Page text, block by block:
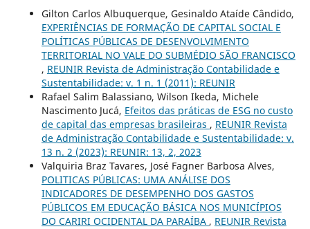
Gilton Carlos Albuquerque, Gesinaldo Ataíde Cândido,
EXPERIÊNCIAS DE FORMAÇÃO DE CAPITAL SOCIAL E
POLÍTICAS PÚBLICAS DE DESENVOLVIMENTO
TERRITORIAL NO VALE DO SUBMÉDIO SÃO FRANCISCO
, REUNIR Revista de Administração Contabilidade e
Sustentabilidade: v. 1 n. 1 (2011): REUNIR
Rafael Salim Balassiano, Wilson Ikeda, Michele
Nascimento Jucá, Efeitos das práticas de ESG no custo
de capital das empresas brasileiras , REUNIR Revista
de Administração Contabilidade e Sustentabilidade: v.
13 n. 2 (2023): REUNIR: 13, 2, 2023
Valquiria Braz Tavares, José Fagner Barbosa Alves,
POLITICAS PÚBLICAS: UMA ANÁLISE DOS
INDICADORES DE DESEMPENHO DOS GASTOS
PÚBLICOS EM EDUCAÇÃO BÁSICA NOS MUNICÍPIOS
DO CARIRI OCIDENTAL DA PARAÍBA , REUNIR Revista